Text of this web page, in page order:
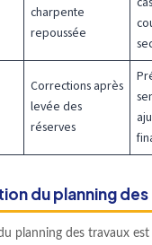
charpente
repoussée
Corrections après
levée des
réserves
du planning
planning des travaux